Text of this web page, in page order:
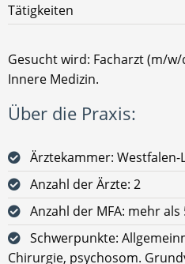
Tätigkeiten
Gesucht wird: Facharzt (m/
Innere Medizin.
Über die Praxis:
Ärztekammer: Westfalen-
Anzahl der Ärzte: 2
Anzahl der MFA: mehr als
Schwerpunkte:
Chirurgie, psychosom.